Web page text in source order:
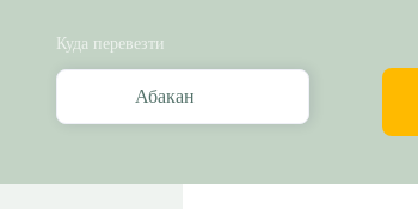
Куда перевезти
Абакан